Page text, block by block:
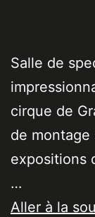
Salle de
cirque de
de montage
expositions
…
Aller à la